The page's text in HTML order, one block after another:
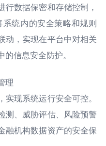
数据保密和存储控制，
统内的安全策略和规则
动，实现在平台中对相关
信息安全防护。
理
现系统运行安全可控。
测、威胁评估、风险预警
融机构数据资产的安全保